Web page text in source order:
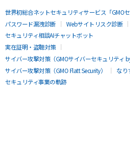
世界初総合ネットセキュリティサービス「GMOセ
パスワード漏洩診断
Webサイトリスク診断
セキュリティ相談AIチャットボット
実在証明・盗聴対策
サイバー攻撃対策（GMOサイバーセキュリティ
サイバー攻撃対策（GMO Flatt Security）
なり
セキュリティ事業の軌跡